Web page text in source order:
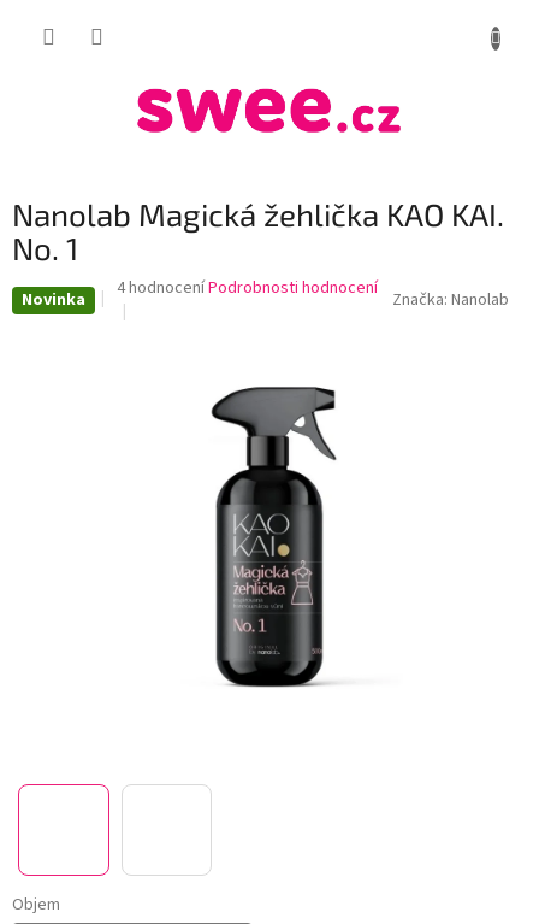
Nanolab Magická žehlička KAO KAI.
No. 1
Novinka
Průměrné
hodnocení
4 hodnoceníPodrobnosti hodnocení Značka: Nanolab
Objem